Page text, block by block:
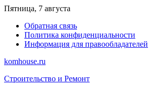
Перейти
содержимому
Пятница, 7 августа
Обратная связь
Политика конфиденциальности
Информация для правообладателей
komhouse.ru
Строительство и Ремонт